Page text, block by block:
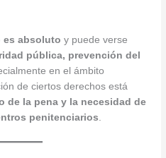
es absoluto y puede verse
pública, prevención del
en el ámbito
de ciertos derechos está
de la pena y la necesidad de
penitenciarios.